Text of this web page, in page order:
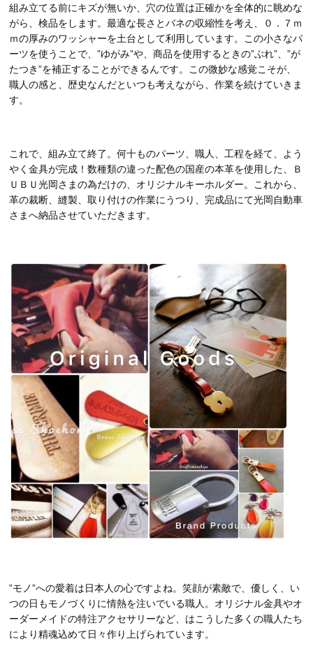
組み立てる前にキズが無いか、穴の位置は正確かを全体的に眺めな
がら、検品をします。最適な長さとバネの収縮性を考え、０．７ｍ
ｍの厚みのワッシャーを土台として利用しています。この小さなパ
ーツを使うことで、”ゆがみ”や、商品を使用するときの”ぶれ”、”が
たつき”を補正することができるんです。この微妙な感覚こそが、
職人の感と、歴史なんだといつも考えながら、作業を続けていきま
す。
これで、組み立て終了。何十ものパーツ、職人、工程を経て、よう
やく金具が完成！数種類の違った配色の国産の本革を使用した、Ｂ
ＵＢＵ光岡さまの為だけの、オリジナルキーホルダー。これから、
革の裁断、縫製、取り付けの作業にうつり、完成品にて光岡自動車
さまへ納品させていただきます。
”モノ”への愛着は日本人の心ですよね。笑顔が素敵で、優しく、い
つの日もモノづくりに情熱を注いでいる職人。オリジナル金具やオ
ーダーメイドの特注アクセサリーなど、はこうした多くの職人たち
により精魂込めて日々作り上げられています。